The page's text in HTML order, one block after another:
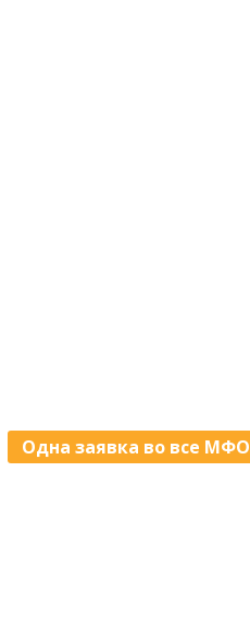
Одна заявка во все МФО